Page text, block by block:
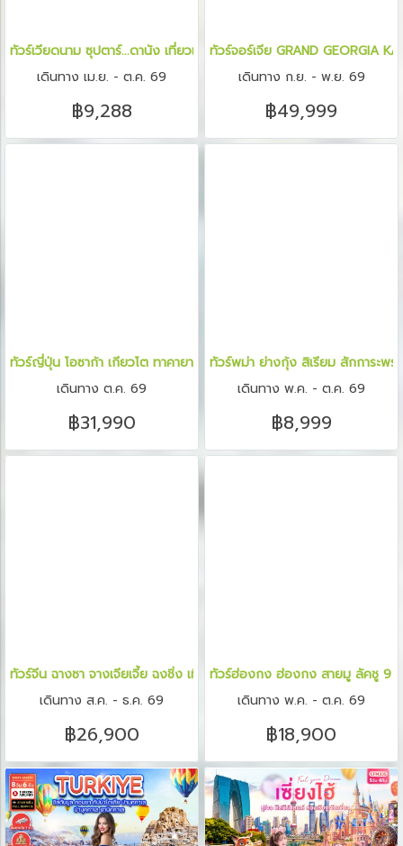
ทัวร์เวียดนาม ซุปตาร์...ดานัง เที่ยวแลนด์มาร์กสุดฮิต 4 วัน 3 คืน
เดินทาง เม.ย. - ต.ค. 69
฿9,288
ทัวร์จอร์เจีย GRAND GEORGIA
เดินทาง ก.ย. - พ.ย. 69
฿49,999
ทัวร์ญี่ปุ่น โอซาก้า เกียวโต ทาคายาม่า ชิราคาวาโกะ มิเอะ 6 วัน 4 คืน
เดินทาง ต.ค. 69
฿31,990
ทัวร์พม่า ย่างกุ้ง สิเรียม สักการะพ
เดินทาง พ.ค. - ต.ค. 69
฿8,999
ทัวร์จีน ฉางซา จางเจียเจี้ย ฉงชิ่ง เที่ยวจุใจทั้งสายอุทยาน สายเมืองโบร
เดินทาง ส.ค. - ธ.ค. 69
฿26,900
ทัวร์ฮ่องกง ฮ่องกง สายมู ลัคชู 9
เดินทาง พ.ค. - ต.ค. 69
฿18,900